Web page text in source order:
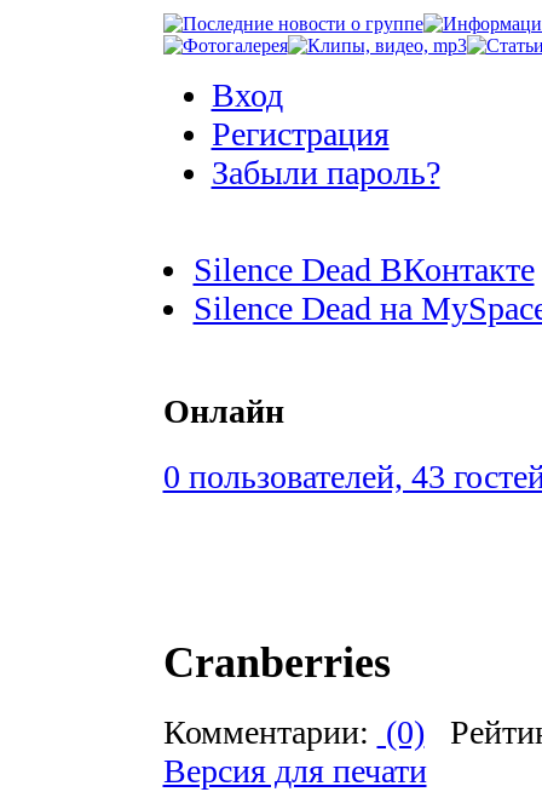
Вход
Регистрация
Забыли пароль?
Silence Dead ВКонтакте
Silence Dead на
Онлайн
0 пользователей, 43
Cranberries
Комментарии: (0)
Версия для печати